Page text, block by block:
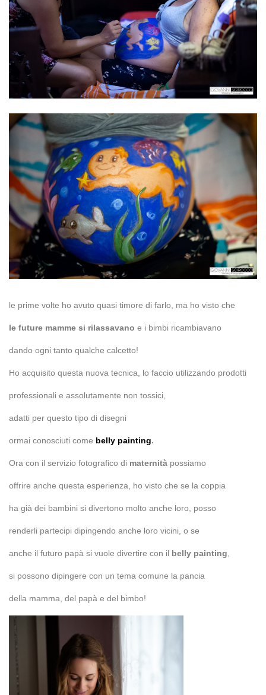
le prime volte ho avuto quasi timore di farlo, ma ho visto che
le future mamme si rilassavano e i bimbi ricambiavano
dando ogni tanto qualche calcetto!
Ho acquisito questa nuova tecnica, lo faccio utilizzando prodotti
professionali e assolutamente non tossici,
adatti per questo tipo di disegni
ormai conosciuti come belly painting.
Ora con il servizio fotografico di maternità possiamo
offrire anche questa esperienza, ho visto che se la coppia
ha già dei bambini si divertono molto anche loro, posso
renderli partecipi dipingendo anche loro vicini, o se
anche il futuro papà si vuole divertire con il belly painting
si possono dipingere con un tema comune la pancia
della mamma, del papà e del bimbo!